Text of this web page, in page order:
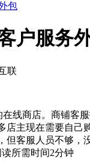
包
户服务
联
线商店。商铺客
店主现在需要自
但客服人员不够，
所需时间2分钟